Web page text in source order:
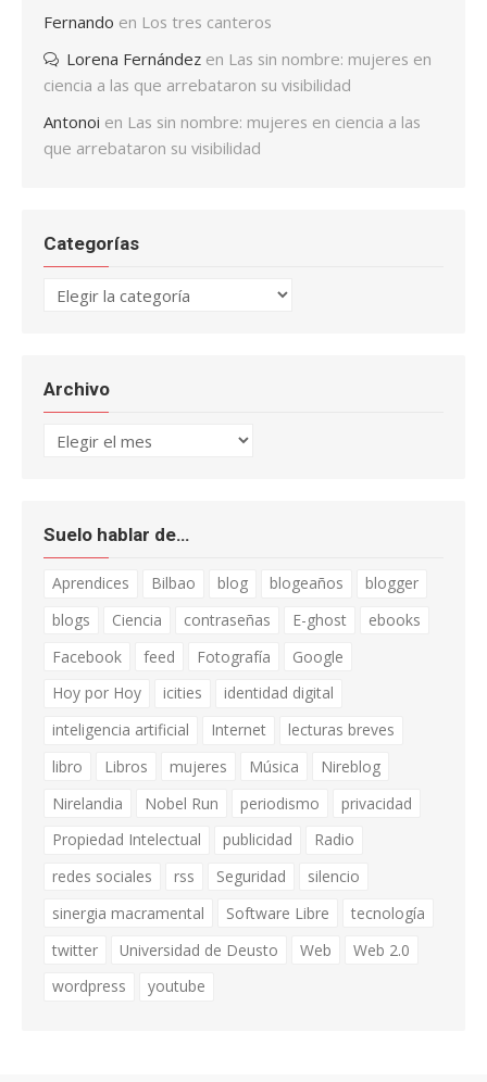
Fernando en Los tres canteros
Lorena Fernández en Las sin nombre: mujeres en
ciencia a las que arrebataron su visibilidad
Antonoi en Las sin nombre: mujeres en ciencia a las
que arrebataron su visibilidad
Categorías
Categorías
Archivo
Archivo
Suelo hablar de…
Aprendices Bilbao blog blogeaños
blogger
blogs
Ciencia contraseñas E-ghost
ebooks
Facebook
feed Fotografía
Google
Hoy por Hoy
icities
identidad digital
inteligencia artificial
Internet
lecturas breves
libro
Libros mujeres Música
Nireblog
Nirelandia
Nobel Run periodismo
privacidad
Propiedad Intelectual
publicidad
Radio
redes sociales
rss Seguridad
silencio
sinergia macramental
Software Libre
tecnología
twitter
Universidad de Deusto Web
Web 2.0
wordpress
youtube